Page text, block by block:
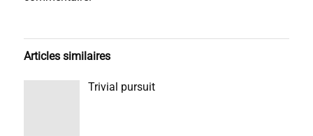
Articles similaires
Trivial pursuit